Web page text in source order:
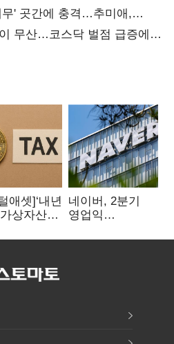
' 곳간에 충격…추미애,
승부수
무산…코스닥 벌점 급증에
애셋]‘내년
상자산
을까
네이버, 2분기
영업익
전년비 0.2%